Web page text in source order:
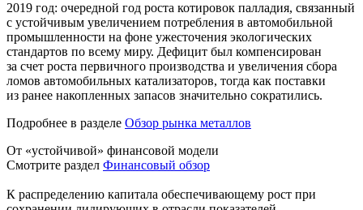
2019 год: очередной год роста котировок палладия, связанный
с устойчивым увеличением потребления в автомобильной
промышленности на фоне ужесточения экологических
стандартов по всему миру. Дефицит был компенсирован
за счет роста первичного производства и увеличения сбора
ломов автомобильных катализаторов, тогда как поставки
из ранее накопленных запасов значительно сократились.
Подробнее в разделе Обзор рынка металлов
От «устойчивой» финансовой модели
Смотрите раздел Финансовый обзор
К распределению капитала обеспечивающему рост при